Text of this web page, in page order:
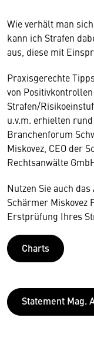
Wie verhält man
kann ich Strafen
aus, diese mit
Praxisgerechte
von
Strafen/
u.v.m. erhielten
Branchenforum
Miskovez, CEO der
Rechtsanwälte
Nutzen Sie auch
Schärmer Miskovez
Erstprüfung Ihres
Charts
Statement Mag.